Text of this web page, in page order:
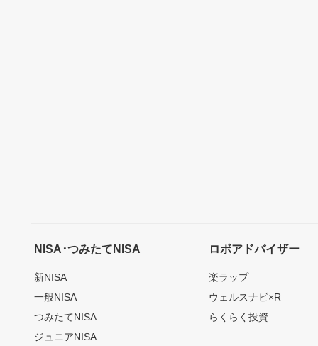
NISA･つみたてNISA
新NISA
一般NISA
つみたてNISA
ジュニアNISA
ロボアドバイザー
楽ラップ
ウェルスナビ×R
らくらく投資